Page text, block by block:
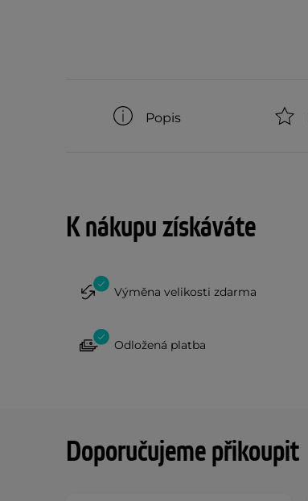
Popis
K nákupu získáváte
Výměna velikosti zdarma
Odložená platba
Doporučujeme přikoupit